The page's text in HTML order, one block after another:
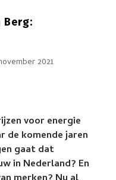
Berg:
2021
voor energie
de komende jaren
gaat dat
in Nederland? En